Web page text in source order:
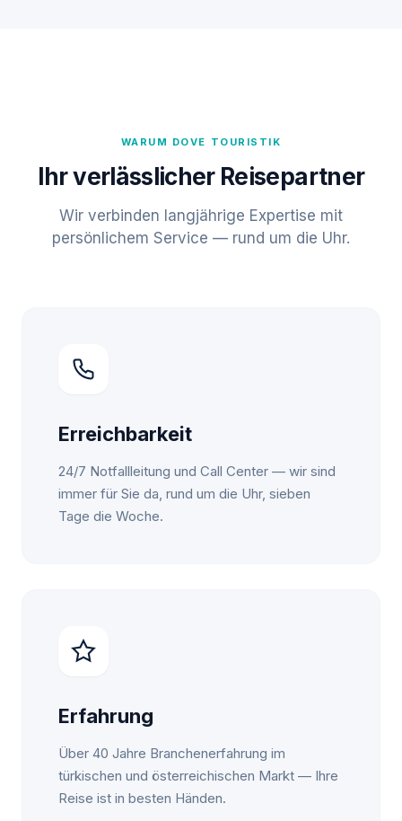
WARUM DOVE TOURISTIK
Ihr verlässlicher Reisepartner
Wir verbinden langjährige Expertise mit
persönlichem Service — rund um die Uhr.
Erreichbarkeit
24/7 Notfallleitung und Call Center — wir sind
immer für Sie da, rund um die Uhr, sieben
Tage die Woche.
Erfahrung
Über 40 Jahre Branchenerfahrung im
türkischen und österreichischen Markt — Ihre
Reise ist in besten Händen.